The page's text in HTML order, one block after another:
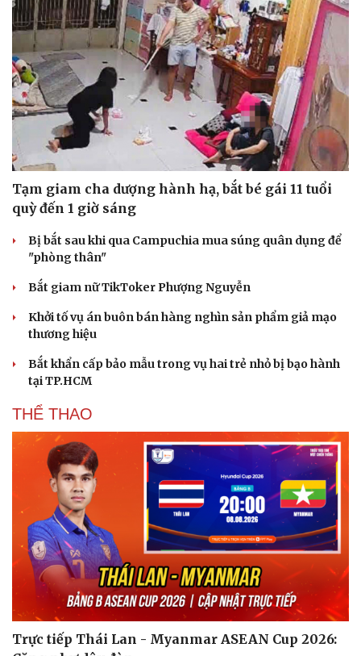
Tạm giam cha dượng hành hạ, bắt bé gái 11 tuổi
quỳ đến 1 giờ sáng
Bị bắt sau khi qua Campuchia mua súng quân dụng để
"phòng thân"
Bắt giam nữ TikToker Phượng Nguyễn
Khởi tố vụ án buôn bán hàng nghìn sản phẩm giả mạo
thương hiệu
Bắt khẩn cấp bảo mẫu trong vụ hai trẻ nhỏ bị bạo hành
tại TP.HCM
THỂ THAO
Trực tiếp Thái Lan - Myanmar ASEAN Cup 2026: